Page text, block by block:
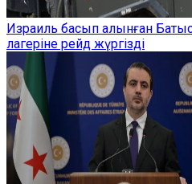
Израиль басып алынған
лагеріне рейд жүргізді